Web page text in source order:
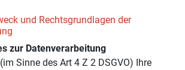
und Rechtsgrundlagen der
zur Datenverarbeitung
Sinne des Art 4 Z 2 DSGVO) Ihre